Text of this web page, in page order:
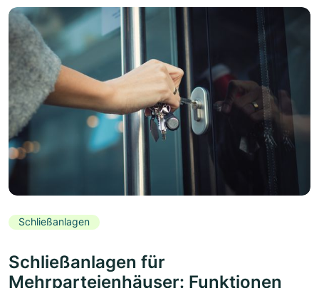
Schließanlagen
Schließanlagen für
Mehrparteienhäuser: Funktionen